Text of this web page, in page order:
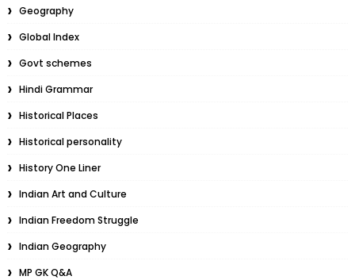
Geography
Global Index
Govt schemes
Hindi Grammar
Historical Places
Historical personality
History One Liner
Indian Art and Culture
Indian Freedom Struggle
Indian Geography
MP GK Q&A